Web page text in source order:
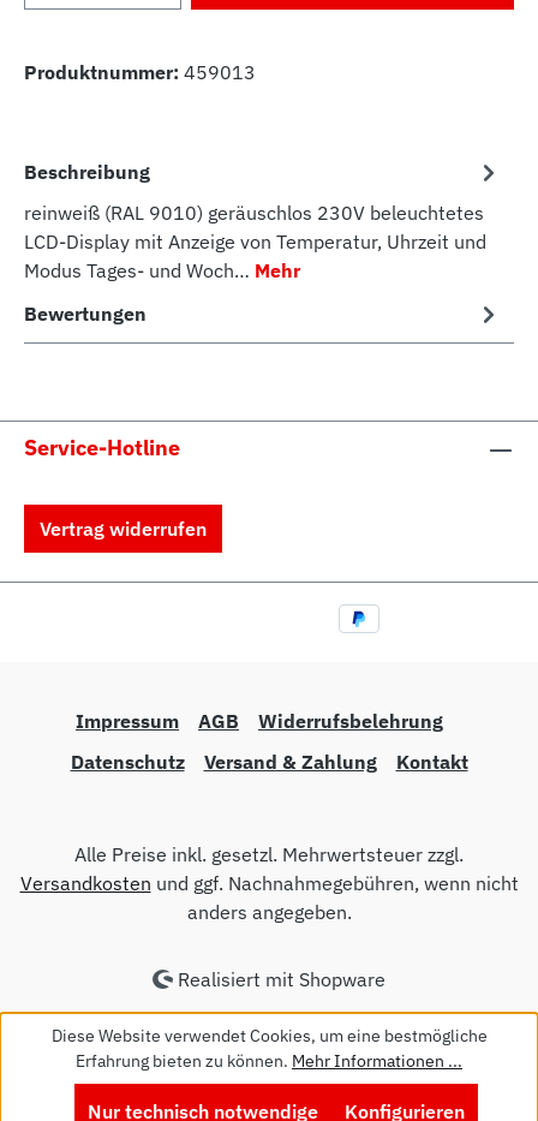
Produktnummer: 459013
Beschreibung
reinweiß (RAL 9010) geräuschlos 230V beleuchtetes
LCD-Display mit Anzeige von Temperatur, Uhrzeit und
Modus Tages- und Woch… Mehr
Bewertungen
Service-Hotline
Vertrag widerrufen
Impressum AGB
Widerrufsbelehrung
Datenschutz
Versand & Zahlung Kontakt
Alle Preise inkl. gesetzl. Mehrwertsteuer zzgl.
Versandkosten und ggf. Nachnahmegebühren, wenn nicht
anders angegeben.
Realisiert mit Shopware
Diese Website verwendet Cookies, um eine bestmögliche
Erfahrung bieten zu können. Mehr Informationen ...
Nur technisch notwendige Konfigurieren